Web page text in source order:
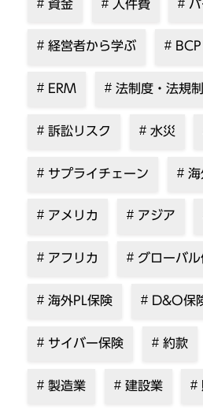
資金 人件費 パ
経営者から学ぶ BCP
ERM 法制度・法規制
訴訟リスク 水災
サプライチェーン 海
アメリカ アジア
アフリカ グローバル
海外PL保険 D&O保
サイバー保険 約款
製造業 建設業